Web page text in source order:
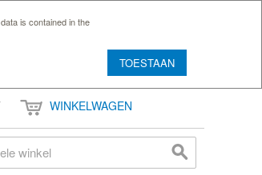
is contained in the
TOESTAAN
WINKELWAGEN